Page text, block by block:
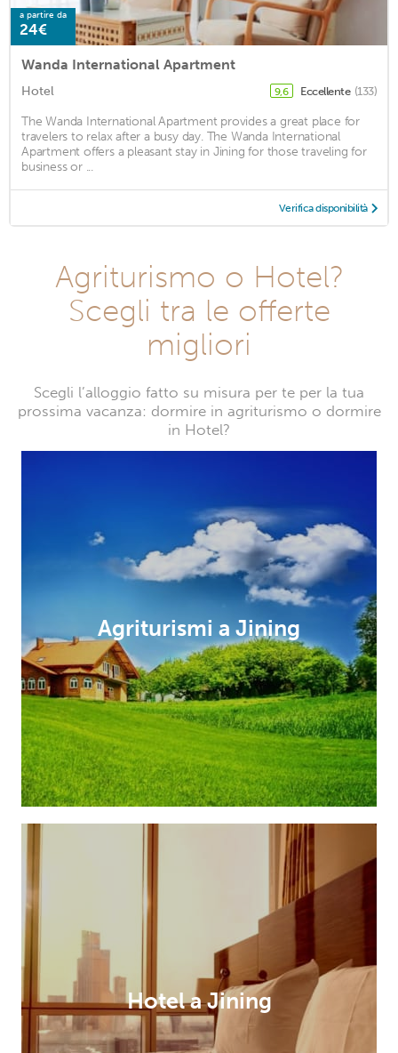
a partire da
24€
Wanda International Apartment
Hotel 9,6 Eccellente (133)
The Wanda International Apartment provides a great place for
travelers to relax after a busy day. The Wanda International
Apartment offers a pleasant stay in Jining for those traveling for
business or ...
Verifica disponibilità
Agriturismo o Hotel?
Scegli tra le offerte
migliori
Scegli l’alloggio fatto su misura per te per la tua
prossima vacanza: dormire in agriturismo o dormire
in Hotel?
Agriturismi a Jining
Hotel a Jining